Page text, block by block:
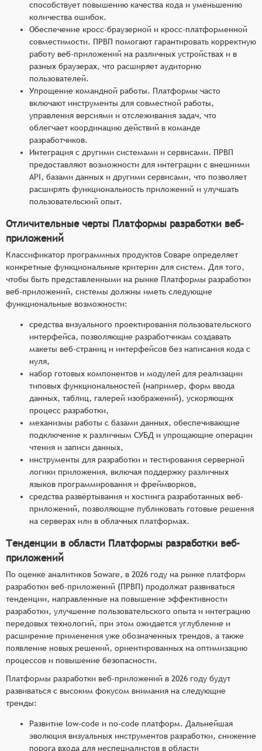
способствует повышению качества кода и уменьшению
количества ошибок.
Обеспечение кросс-браузерной и кросс-платформенной
совместимости. ПРВП помогают гарантировать корректную
работу веб-приложений на различных устройствах и в
разных браузерах, что расширяет аудиторию
пользователей.
Упрощение командной работы. Платформы часто
включают инструменты для совместной работы,
управления версиями и отслеживания задач, что
облегчает координацию действий в команде
разработчиков.
Интеграция с другими системами и сервисами. ПРВП
предоставляют возможности для интеграции с внешними
API, базами данных и другими сервисами, что позволяет
расширять функциональность приложений и улучшать
пользовательский опыт.
Отличительные черты Платформы разработки веб-
приложений
Классификатор программных продуктов Соваре определяет
конкретные функциональные критерии для систем. Для того,
чтобы быть представленными на рынке Платформы разработки
веб-приложений, системы должны иметь следующие
функциональные возможности:
средства визуального проектирования пользовательского
интерфейса, позволяющие разработчикам создавать
макеты веб-страниц и интерфейсов без написания кода с
нуля,
набор готовых компонентов и модулей для реализации
типовых функциональностей (например, форм ввода
данных, таблиц, галерей изображений), ускоряющих
процесс разработки,
механизмы работы с базами данных, обеспечивающие
подключение к различным СУБД и упрощающие операции
чтения и записи данных,
инструменты для разработки и тестирования серверной
логики приложения, включая поддержку различных
языков программирования и фреймворков,
средства развёртывания и хостинга разработанных веб-
приложений, позволяющие публиковать готовые решения
на серверах или в облачных платформах.
Тенденции в области Платформы разработки веб-
приложений
По оценке аналитиков Soware, в 2026 году на рынке платформ
разработки веб-приложений (ПРВП) продолжат развиваться
тенденции, направленные на повышение эффективности
разработки, улучшение пользовательского опыта и интеграцию
передовых технологий, при этом ожидается углубление и
расширение применения уже обозначенных трендов, а также
появление новых решений, ориентированных на оптимизацию
процессов и повышение безопасности.
Платформы разработки веб-приложений в 2026 году будут
развиваться с высоким фокусом внимания на следующие
тренды:
Развитие low-code и no-code платформ. Дальнейшая
эволюция визуальных инструментов разработки, снижение
порога входа для неспециалистов в области